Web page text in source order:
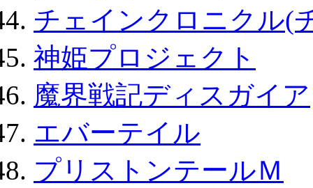
チェインクロニクル(
神姫プロジェクト
魔界戦記ディスガイア
エバーテイル
プリストンテールＭ